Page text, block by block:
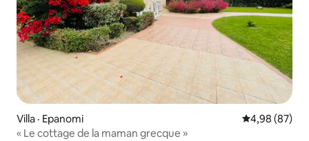
Villa · Epanomi Note
4,98 (87)
« Le cottage de la maman grecque »